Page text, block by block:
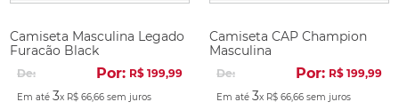
Camiseta Masculina Legado
Furacão Black
De: Por: R$ 199,99
Em até 3x R$ 66,66 sem juros
Camiseta CAP Champion
Masculina
De: Por: R$ 199,99
Em até 3x R$ 66,66 sem juros